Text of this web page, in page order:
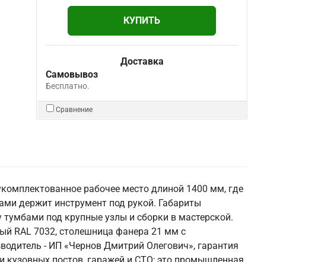
КУПИТЬ
Доставка
Самовывоз
Бесплатно.
Сравнение
рабочее место длиной 1400 мм, где
держит инструмент под рукой. Габариты
под крупные узлы и сборки в мастерской.
RAL 7032, столешница фанера 21 мм с
- ИП «Чернов Дмитрий Олегович», гарантия